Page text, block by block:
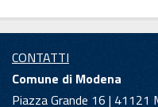
CONTATTI
Comune di Modena
Piazza Grande 16 |